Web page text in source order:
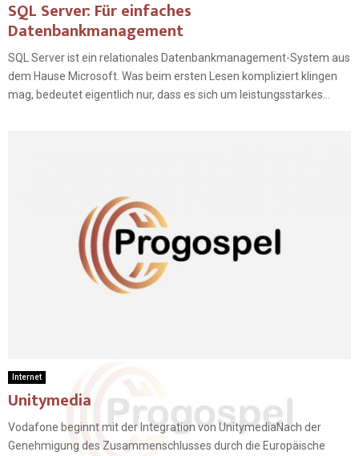
SQL Server: Für einfaches
Datenbankmanagement
SQL Server ist ein relationales Datenbankmanagement-System aus
dem Hause Microsoft. Was beim ersten Lesen kompliziert klingen
mag, bedeutet eigentlich nur, dass es sich um leistungsstarkes...
Internet
Unitymedia
Vodafone beginnt mit der Integration von UnitymediaNach der
Genehmigung des Zusammenschlusses durch die Europäische